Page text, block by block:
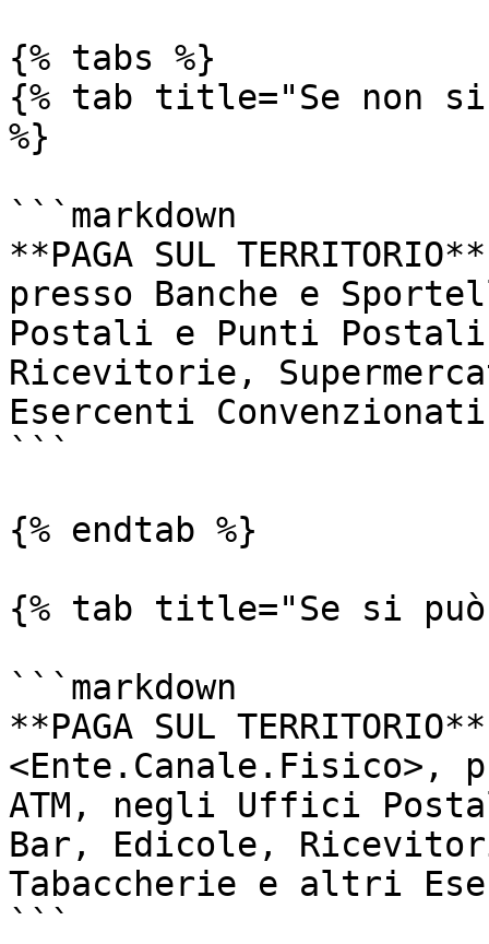
{% tabs %}
{% tab title="Se non
%}
```markdown
**PAGA SUL TERRITORIO**
presso Banche e
Postali e Punti
Ricevitorie,
Esercenti
```
{% endtab %}
{% tab title="Se si
```markdown
**PAGA SUL TERRITORIO**
<Ente.Canale.Fisico>,
ATM, negli Uffici
Bar, Edicole,
Tabaccherie e altri
```